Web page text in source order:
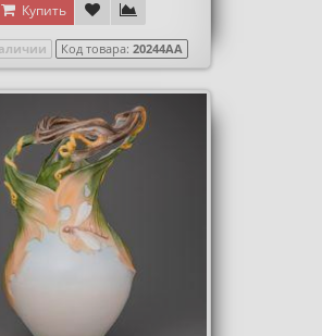
Купить
Код товара:20244AA